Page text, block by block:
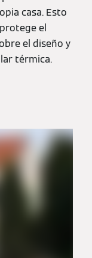
casa. Esto
el
el diseño y
térmica.